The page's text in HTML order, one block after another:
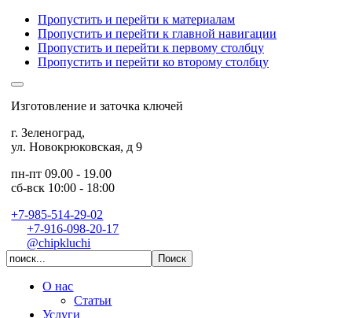
Пропустить и перейти к материалам
Пропустить и перейти к главной навигации
Пропустить и перейти к первому столбцу
Пропустить и перейти ко второму столбцу
Изготовление и заточка ключей
г. Зеленоград,
ул. Новокрюковская, д 9
пн-пт 09.00 - 19.00
сб-вск 10:00 - 18:00
+7-985-514-29-02
+7-916-098-20-17
@chipkluchi
О нас
Статьи
Услуги